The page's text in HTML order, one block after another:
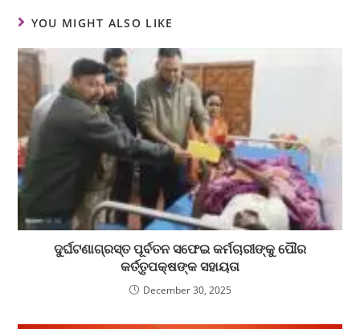
YOU MIGHT ALSO LIKE
ଦୁର୍ଘଟଣାଗ୍ରସ୍ତ ପୂର୍ବତନ ସଫେଇ କର୍ମଚାରୀଙ୍କୁ ପୌର
କର୍ତ୍ତୃପକ୍ଷଙ୍କ ସହାୟତା
December 30, 2025